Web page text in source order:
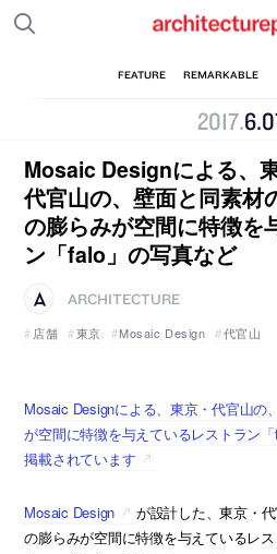
2017.6.
Mosaic Designによる、
代官山の、壁面と同素材
の膨らみが空間に特徴を
ン「falo」の写真など
ARCHITECTURE
店舗
東京 Mosaic Design 代官山
Mosaic Designによる、東京・代官山の
が空間に特徴を与えているレストラン
掲載されています
Mosaic Design
が設計した、東京・
の膨らみが空間に特徴を与えているレ